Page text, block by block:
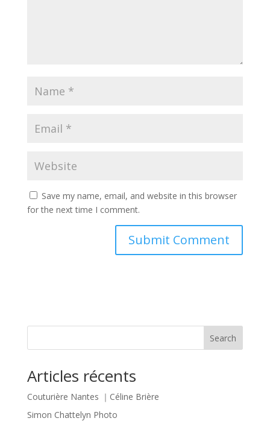
Save my name, email, and website in this browser
for the next time I comment.
Search
Articles récents
Couturière Nantes ｜Céline Brière
Simon Chattelyn Photo